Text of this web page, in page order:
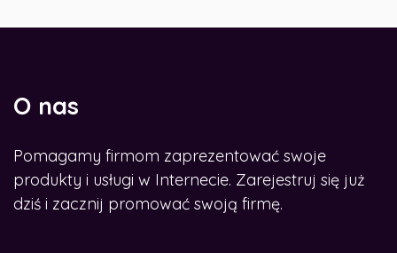
O nas
Pomagamy firmom zaprezentować swoje
produkty i usługi w Internecie. Zarejestruj się już
dziś i zacznij promować swoją firmę.